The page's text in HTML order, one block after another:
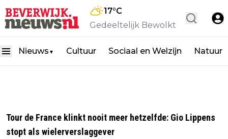
17°C
Gedeeltelijk Bewolkt
Nieuws ▼ Cultuur Sociaal en Welzijn Natuur
Tour de France klinkt nooit meer hetzelfde: Gio Lippens
stopt als wielerverslaggever